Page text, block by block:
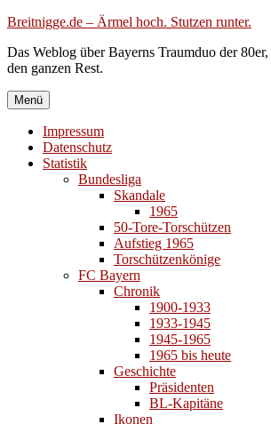
Zum
springen
Breitnigge.de – Ärmel hoch. Stutzen runter.
Das Weblog über Bayerns Traumduo der
den ganzen Rest.
Menü
Impressum
Datenschutz
Statistik
Bundesliga
Skandale
1965
50-Tore-Torschützen
Aufstieg 1965
Torschützenkönige
FC Bayern
Chronik
1900-1933
1933-1945
1945-1965
1965 bis heute
Geschichte
Präsidenten
BL-Kapitäne
Ikonen